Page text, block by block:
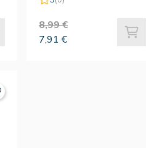
8,99 €
7,91 €